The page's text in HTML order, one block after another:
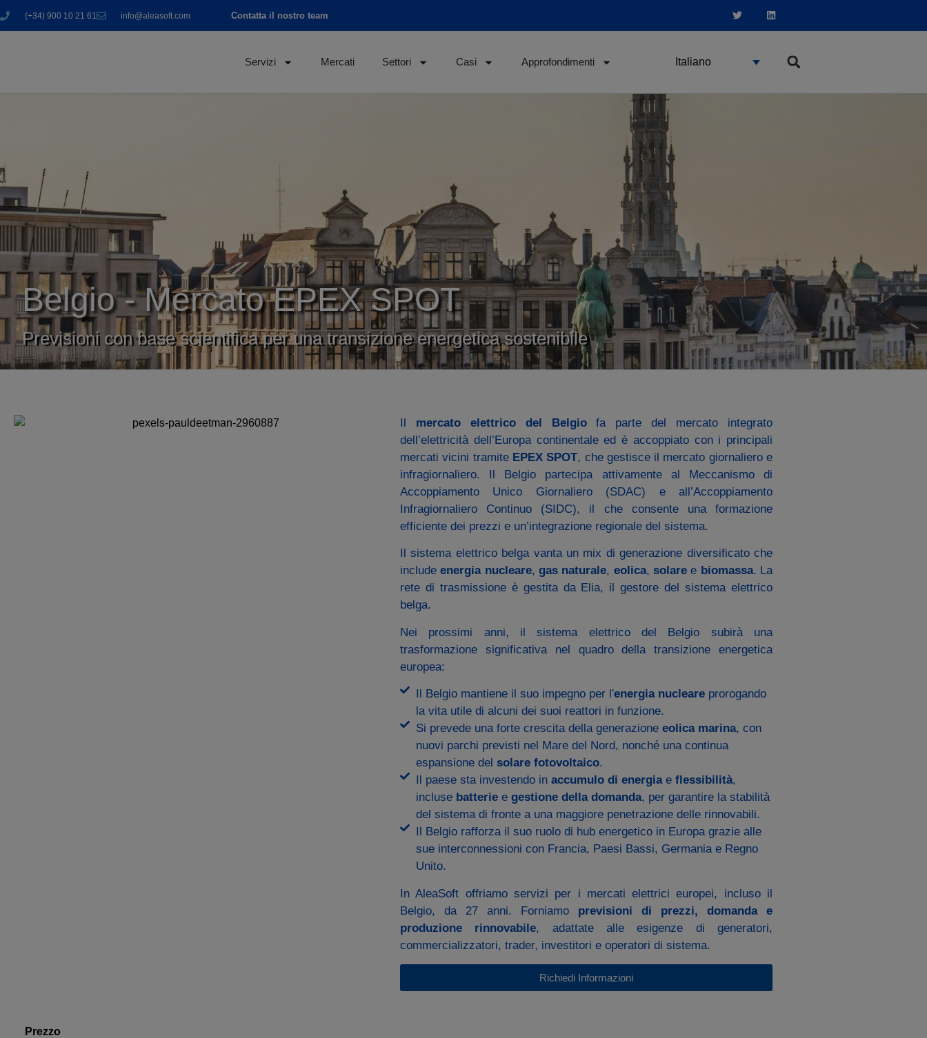
(+34) 900 10 21 61 info@aleasoft.com Contatta il nostro team
Servizi Mercati Settori Casi Approfondimenti Italiano
Belgio - Mercato EPEX SPOT
Previsioni con base scientifica per una transizione energetica sostenibile
Il mercato elettrico del Belgiofa parte del mercato integrato
dell’elettricità dell’Europa continentale ed è accoppiato con i principali
mercati vicini tramite EPEX SPOT, che gestisce il mercato giornaliero e
infragiornaliero. Il Belgio partecipa attivamente al Meccanismo di
Accoppiamento Unico Giornaliero (SDAC) e all’Accoppiamento
Infragiornaliero Continuo (SIDC), il che consente una formazione
efficiente dei prezzi e un’integrazione regionale del sistema.
Il sistema elettrico belga vanta un mix di generazione diversificato che
includeenergia nucleare,gas naturale, eolica,solare e biomassa. La
rete di trasmissione è gestita da Elia, il gestore del sistema elettrico
belga.
Nei prossimi anni, il sistema elettrico del Belgio subirà una
trasformazione significativa nel quadro della transizione energetica
europea:
Il Belgio mantiene il suo impegno per l'energia nucleareprorogando
la vita utile di alcuni dei suoi reattori in funzione.
Si prevede una forte crescita della generazione eolica marina, con
nuovi parchi previsti nel Mare del Nord, nonché una continua
espansione del solare fotovoltaico.
Il paese sta investendo in accumulo di energiae flessibilità,
incluse batteriee gestione della domanda, per garantire la stabilità
del sistema di fronte a una maggiore penetrazione delle rinnovabili.
Il Belgio rafforza il suo ruolo di hub energetico in Europa grazie alle
sue interconnessioni con Francia, Paesi Bassi, Germania e Regno
Unito.
In AleaSoft offriamo servizi per i mercati elettrici europei, incluso il
Belgio, da 27 anni. Forniamo previsioni di prezzi, domanda e
produzione rinnovabile, adattate alle esigenze di generatori,
commercializzatori, trader, investitori e operatori di sistema.
Richiedi Informazioni
Prezzo